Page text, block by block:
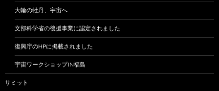
大輪の牡丹、宇宙へ
文部科学省の後援事業に認定されました
復興庁のHPに掲載されました
宇宙ワークショップIN福島
サミット